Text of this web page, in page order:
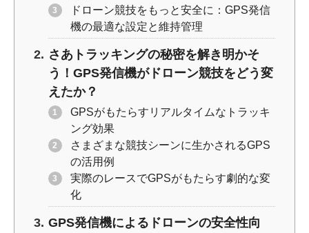
ドローン競技をもっと安全に：GPS発信
機の最適な設定と維持管理
さあトラッキングの秘密を解き明かそ
う！GPS発信機がドローン競技をどう変
えたか？
GPSがもたらすリアルタイムなトラッキ
ング効果
さまざまな競技シーンに生かされるGPS
の活用例
実際のレースでGPSがもたらす劇的な変
化
GPS発信機によるドローンの安全性向